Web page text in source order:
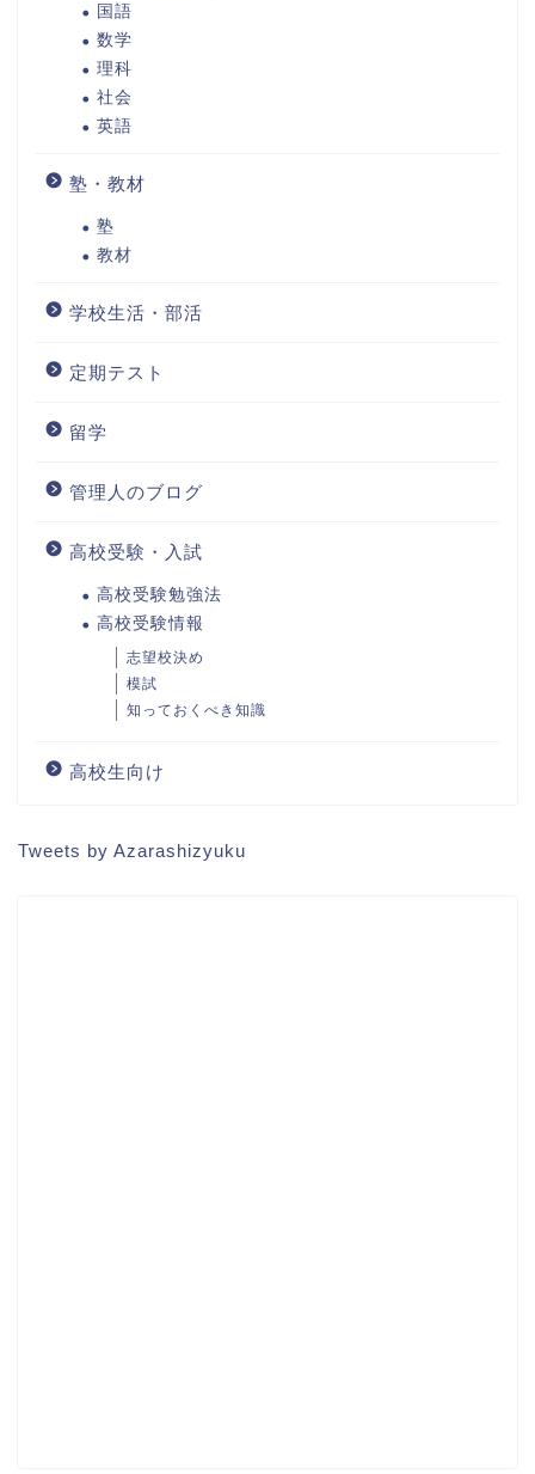
国語
数学
理科
社会
英語
塾・教材
塾
教材
学校生活・部活
定期テスト
留学
管理人のブログ
高校受験・入試
高校受験勉強法
高校受験情報
志望校決め
模試
知っておくべき知識
高校生向け
Tweets by Azarashizyuku